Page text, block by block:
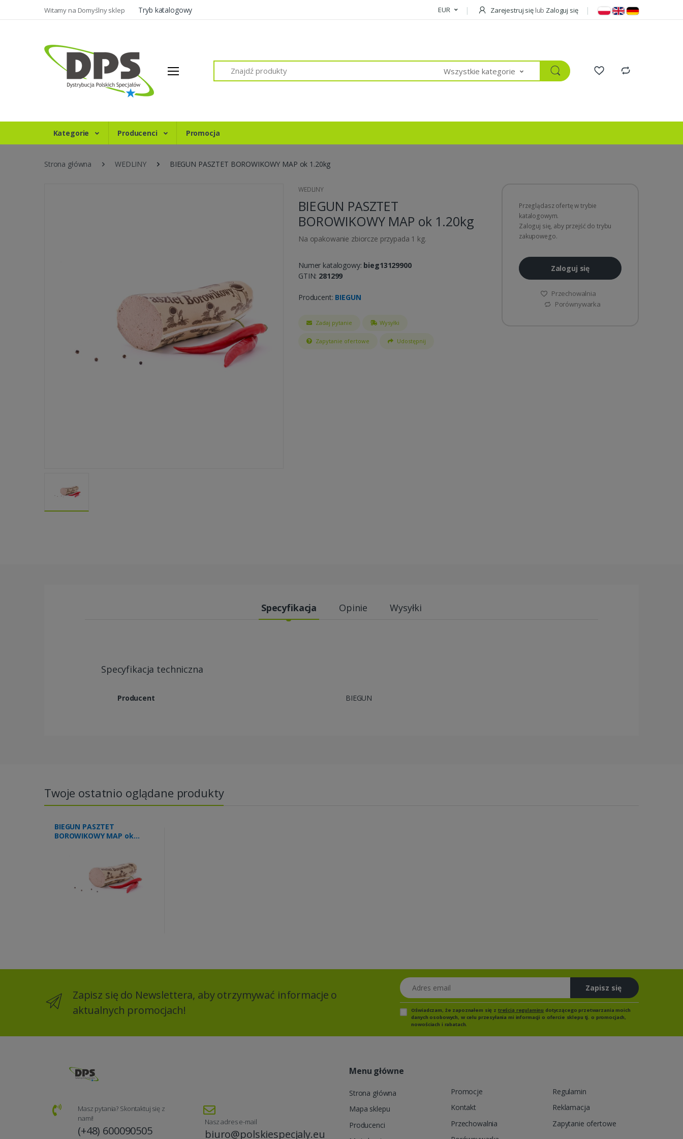
Witamy na Domyślny sklep Tryb katalogowy EUR Zarejestruj się lub Zaloguj się
Wszystkie kategorie
Kategorie Producenci Promocja
Strona główna WEDLINY BIEGUN PASZTET BOROWIKOWY MAP ok 1.20kg
WEDLINY
BIEGUN PASZTET
BOROWIKOWY MAP ok 1.20kg
Na opakowanie zbiorcze przypada 1 kg.
Numer katalogowy: bieg13129900
GTIN: 281299
Producent: BIEGUN
Zadaj pytanie Wysyłki
Zapytanie ofertowe Udostępnij
Przeglądasz ofertę w trybie
katalogowym.
Zaloguj się, aby przejść do trybu
zakupowego.
Zaloguj się
Przechowalnia
Porównywarka
Specyfikacja Opinie Wysyłki
Specyfikacja techniczna
Producent BIEGUN
Twoje ostatnio oglądane produkty
BIEGUN PASZTET
BOROWIKOWY MAP ok
Zapisz się do Newslettera, aby otrzymywać informacje o
aktualnych promocjach!
Adres email
Zapisz się
Oświadczam, że zapoznałem się z treścią regulaminu dotyczącego przetwarzania moich
danych osobowych, w celu przesyłania mi informacji o ofercie sklepu tj. o promocjach,
nowościach i rabatach.
Masz pytania? Skontaktuj się z
nami!
(+48) 600090505
Nasz adres e-mail
biuro@polskiespecjaly.eu
Menu główne
Strona główna
Mapa sklepu
Producenci
Promocje
Kontakt
Przechowalnia
Regulamin
Reklamacja
Zapytanie ofertowe